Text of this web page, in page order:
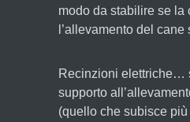
modo da stabilire se la
l’allevamento del
Recinzioni elettriche…
supporto
(quello che subisce